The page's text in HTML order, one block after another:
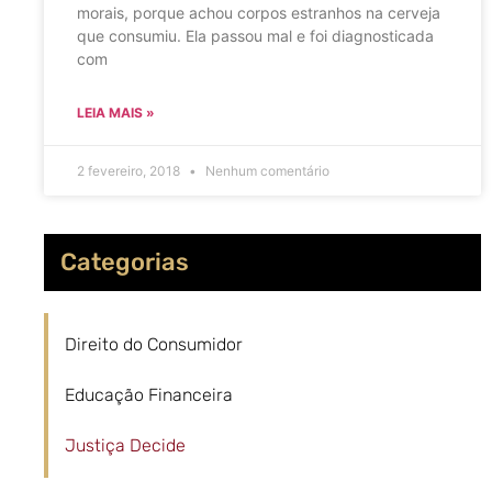
morais, porque achou corpos estranhos na cerveja
que consumiu. Ela passou mal e foi diagnosticada
com
LEIA MAIS »
2 fevereiro, 2018 Nenhum comentário
Categorias
Direito do Consumidor
Educação Financeira
Justiça Decide